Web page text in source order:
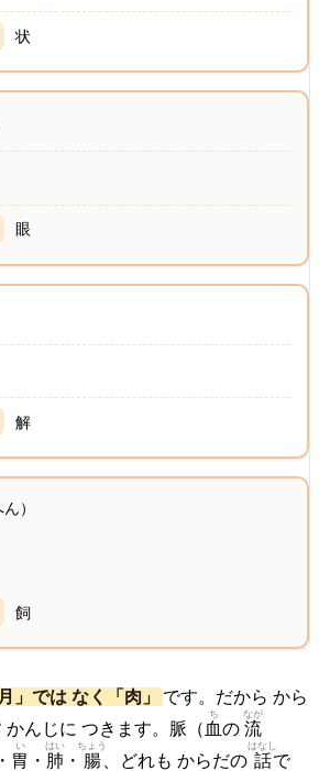
状
眼
解
）
飼
」では なく「肉」
です。だから から
かんじに つきます。脈（ 血
ち
の 流
なが
胃
い
・ 肺
はい
・ 腸
ちょう
、どれも からだの 話
はなし
で